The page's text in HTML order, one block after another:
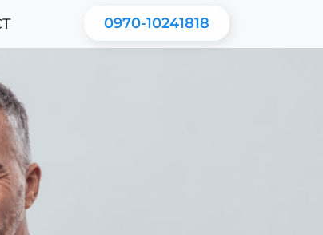
0970-10241818